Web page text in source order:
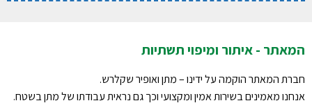
המאתר - איתור ומיפוי תשתיות
חברת המאתר הוקמה על ידינו – מתן ואופיר שקלרש.
אנחנו מאמינים בשירות אמין ומקצועי וכך גם נראית עבודתו של מתן בשטח.